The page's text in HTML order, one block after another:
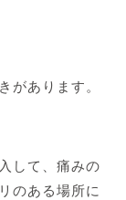
があります。
して、痛みの
のある場所に